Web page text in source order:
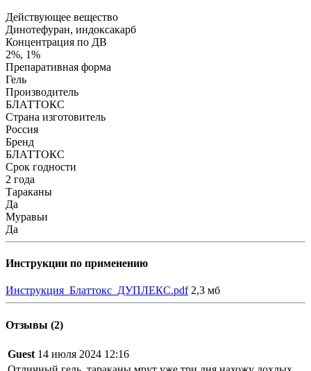
Действующее вещество
Динотефуран, индоксакарб
Концентрация по ДВ
2%, 1%
Препаративная форма
Гель
Производитель
БЛАТТОКС
Страна изготовитель
Россия
Бренд
БЛАТТОКС
Срок годности
2 года
Тараканы
Да
Муравьи
Да
Инструкции по применению
Инструкция_Блаттокс_ДУПЛЕКС.pdf 2,3 мб
Отзывы (2)
Guest 14 июля 2024 12:16